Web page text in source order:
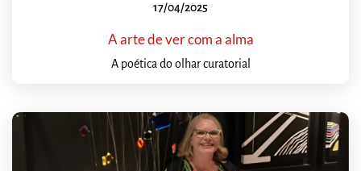
17/04/2025
A arte de ver com a alma
A poética do olhar curatorial